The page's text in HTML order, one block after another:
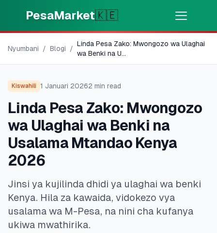
PesaMarket🇰🇪
⚡Pesa Sasa
🌍 CHAGUA NCHI
🇰🇪Kenya
💳BIDHAA
💳Kadi za Mkopo
💰Mikopo ya Kibinafsi
Nyumbani / Blogi /
Linda Pesa Zako: Mwongozo wa Ulaghai
wa Benki na U...
Kiswahili 1 Januari 20262 min read
Linda Pesa Zako: Mwongozo
wa Ulaghai wa Benki na
Usalama Mtandao Kenya
2026
Jinsi ya kujilinda dhidi ya ulaghai wa benki
Kenya. Hila za kawaida, vidokezo vya
usalama wa M-Pesa, na nini cha kufanya
ukiwa mwathirika.